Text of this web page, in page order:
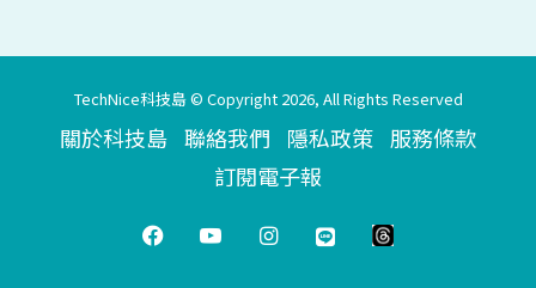
TechNice科技島 © Copyright 2026, All Rights Reserved
關於科技島 聯絡我們 隱私政策 服務條款
訂閱電子報